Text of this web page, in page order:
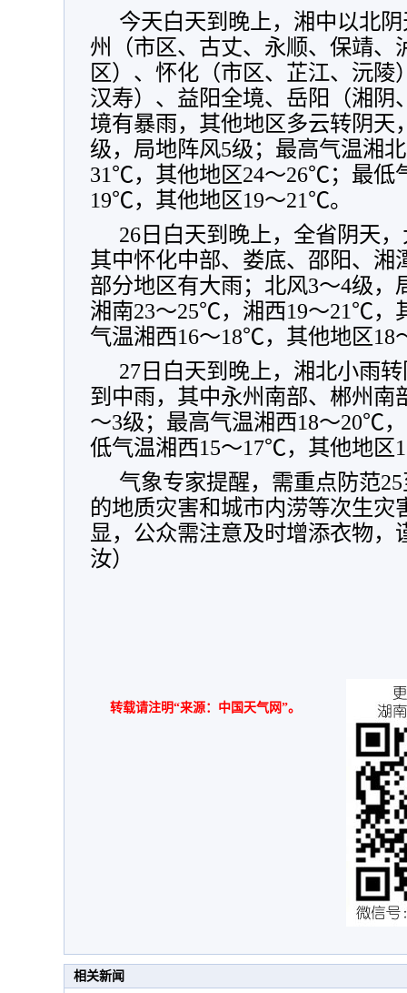
今天白天到晚上，湘中以北
州（市区、古丈、永顺、保靖、
区）、怀化（市区、芷江、沅陵
汉寿）、益阳全境、岳阳（湘阴
境有暴雨，其他地区多云转阴天
级，局地阵风5级；最高气温湘
31℃，其他地区24～26℃；最低
19℃，其他地区19～21℃。
26日白天到晚上，全省阴天
其中怀化中部、娄底、邵阳、湘
部分地区有大雨；北风3～4级，
湘南23～25℃，湘西19～21℃，
气温湘西16～18℃，其他地区18
27日白天到晚上，湘北小雨
到中雨，其中永州南部、郴州南
～3级；最高气温湘西18～20℃
低气温湘西15～17℃，其他地区
气象专家提醒，需重点防范
的地质灾害和城市内涝等次生灾
显，公众需注意及时增添衣物，
汝）
转载请注明“来源：中国天气网”。
相关新闻